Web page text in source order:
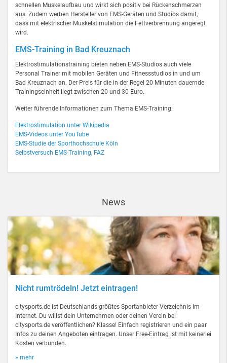
schnellen Muskelaufbau und wirkt sich positiv bei Rückenschmerzen
aus. Zudem werben Hersteller von EMS-Geräten und Studios damit,
dass mit elektrischer Muskelstimulation die Fettverbrennung angeregt
wird.
EMS-Training in Bad Kreuznach
Elektrostimulationstraining bieten neben EMS-Studios auch viele
Personal Trainer mit mobilen Geräten und Fitnessstudios in und um
Bad Kreuznach an. Der Preis für die in der Regel 20 Minuten dauernde
Trainingseinheit liegt zwischen 20 und 30 Euro.
Weiter führende Informationen zum Thema EMS-Training:
Elektrostimulation unter Wikipedia
EMS-Videos unter YouTube
EMS-Studie der Sporthochschule Köln
Selbstversuch EMS-Training, FAZ
News
Nicht rumtrödeln! Jetzt eintragen!
citysports.de ist Deutschlands größtes Sportanbieter-Verzeichnis im
Internet. Du willst dein Unternehmen oder deinen Verein bei
citysports.de veröffentlichen? Klasse! Einfach registrieren und ein paar
Infos zu deinen Angeboten eintragen. Unser Free-Eintrag ist mit keinerlei
Kosten verbunden.
» mehr